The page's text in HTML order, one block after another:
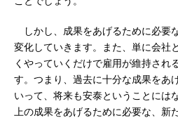
しかし、成果をあげるために必要
変化していきます。また、単に会社
くやっていくだけで雇用が維持され
す。つまり、過去に十分な成果をあ
いって、将来も安泰ということには
上の成果をあげるために必要な、新